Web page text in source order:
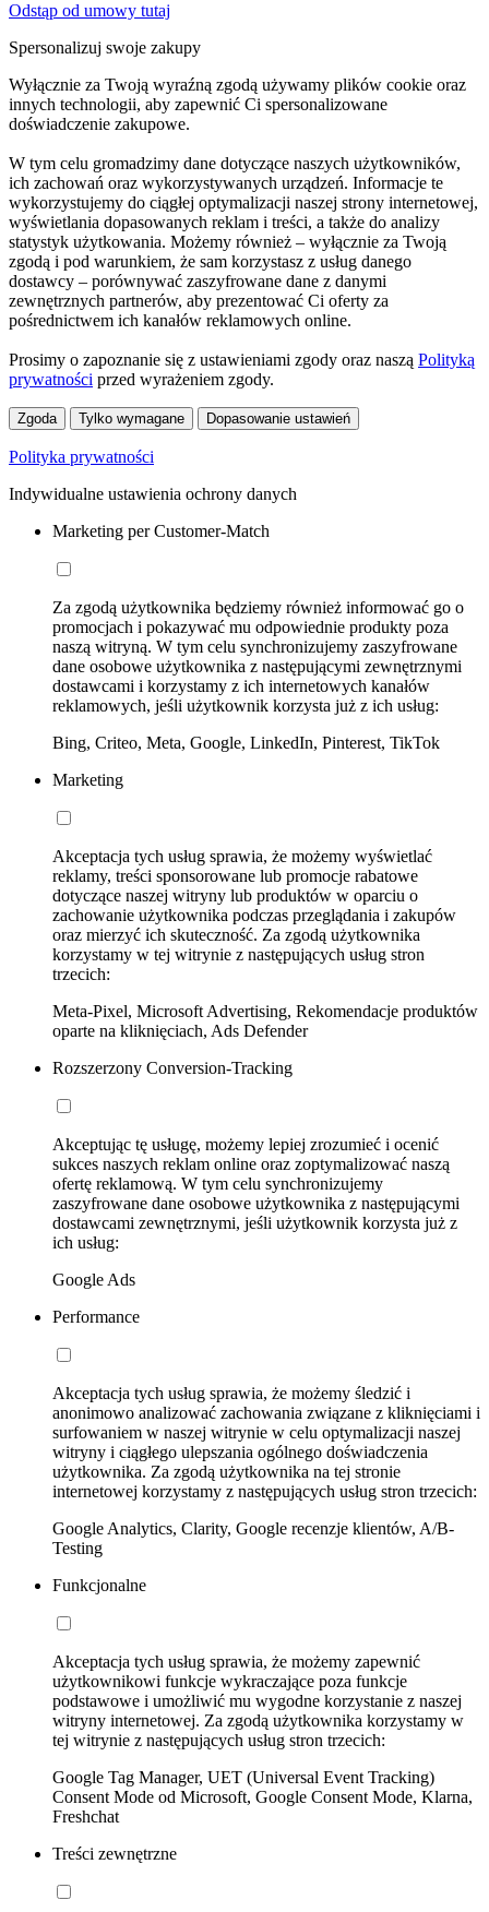
Odstąp od umowy tutaj
Spersonalizuj swoje zakupy
Wyłącznie za Twoją wyraźną zgodą używamy plików cookie oraz
innych technologii, aby zapewnić Ci spersonalizowane
doświadczenie zakupowe.
W tym celu gromadzimy dane dotyczące naszych użytkowników,
ich zachowań oraz wykorzystywanych urządzeń. Informacje te
wykorzystujemy do ciągłej optymalizacji naszej strony internetowej,
wyświetlania dopasowanych reklam i treści, a także do analizy
statystyk użytkowania. Możemy również – wyłącznie za Twoją
zgodą i pod warunkiem, że sam korzystasz z usług danego
dostawcy – porównywać zaszyfrowane dane z danymi
zewnętrznych partnerów, aby prezentować Ci oferty za
pośrednictwem ich kanałów reklamowych online.
Prosimy o zapoznanie się z ustawieniami zgody oraz naszą Polityką
prywatności przed wyrażeniem zgody.
Zgoda Tylko wymagane Dopasowanie ustawień
Polityka prywatności
Indywidualne ustawienia ochrony danych
Marketing per Customer-Match
Za zgodą użytkownika będziemy również informować go o
promocjach i pokazywać mu odpowiednie produkty poza
naszą witryną. W tym celu synchronizujemy zaszyfrowane
dane osobowe użytkownika z następującymi zewnętrznymi
dostawcami i korzystamy z ich internetowych kanałów
reklamowych, jeśli użytkownik korzysta już z ich usług:
Bing, Criteo, Meta, Google, LinkedIn, Pinterest, TikTok
Marketing
Akceptacja tych usług sprawia, że możemy wyświetlać
reklamy, treści sponsorowane lub promocje rabatowe
dotyczące naszej witryny lub produktów w oparciu o
zachowanie użytkownika podczas przeglądania i zakupów
oraz mierzyć ich skuteczność. Za zgodą użytkownika
korzystamy w tej witrynie z następujących usług stron
trzecich:
Meta-Pixel, Microsoft Advertising, Rekomendacje produktów
oparte na kliknięciach, Ads Defender
Rozszerzony Conversion-Tracking
Akceptując tę usługę, możemy lepiej zrozumieć i ocenić
sukces naszych reklam online oraz zoptymalizować naszą
ofertę reklamową. W tym celu synchronizujemy
zaszyfrowane dane osobowe użytkownika z następującymi
dostawcami zewnętrznymi, jeśli użytkownik korzysta już z
ich usług:
Google Ads
Performance
Akceptacja tych usług sprawia, że możemy śledzić i
anonimowo analizować zachowania związane z kliknięciami i
surfowaniem w naszej witrynie w celu optymalizacji naszej
witryny i ciągłego ulepszania ogólnego doświadczenia
użytkownika. Za zgodą użytkownika na tej stronie
internetowej korzystamy z następujących usług stron trzecich:
Google Analytics, Clarity, Google recenzje klientów, A/B-
Testing
Funkcjonalne
Akceptacja tych usług sprawia, że możemy zapewnić
użytkownikowi funkcje wykraczające poza funkcje
podstawowe i umożliwić mu wygodne korzystanie z naszej
witryny internetowej. Za zgodą użytkownika korzystamy w
tej witrynie z następujących usług stron trzecich:
Google Tag Manager, UET (Universal Event Tracking)
Consent Mode od Microsoft, Google Consent Mode, Klarna,
Freshchat
Treści zewnętrzne